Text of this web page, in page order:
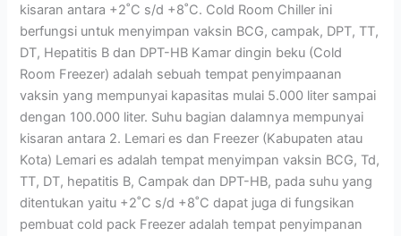
kisaran antara +2˚C s/d +8˚C. Cold Room Chiller ini
berfungsi untuk menyimpan vaksin BCG, campak, DPT, TT,
DT, Hepatitis B dan DPT-HB Kamar dingin beku (Cold
Room Freezer) adalah sebuah tempat penyimpaanan
vaksin yang mempunyai kapasitas mulai 5.000 liter sampai
dengan 100.000 liter. Suhu bagian dalamnya mempunyai
kisaran antara 2. Lemari es dan Freezer (Kabupaten atau
Kota) Lemari es adalah tempat menyimpan vaksin BCG, Td,
TT, DT, hepatitis B, Campak dan DPT-HB, pada suhu yang
ditentukan yaitu +2˚C s/d +8˚C dapat juga di fungsikan
pembuat cold pack Freezer adalah tempat penyimpanan